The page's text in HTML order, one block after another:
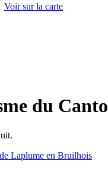
Voir sur la carte
du